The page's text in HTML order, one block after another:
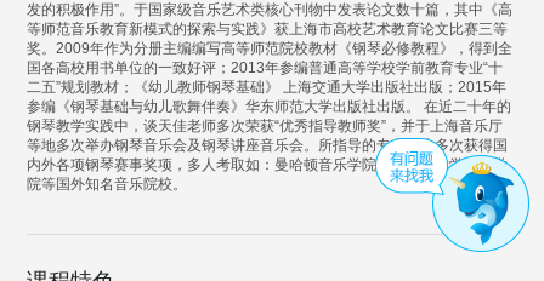
发的积极作用”。于国家级音乐艺术类核心刊物中发表论文数十篇，其中《高
等师范音乐教育新模式的探索与实践》获上海市高校艺术教育论文比赛三等
奖。2009年作为分册主编编写高等师范院校教材《钢琴必修教程》，得到全
国各高校用书单位的一致好评；2013年参编普通高等学校学前教育专业“十
二五”规划教材；《幼儿教师钢琴基础》 上海交通大学出版社出版；2015年
参编《钢琴基础与幼儿歌舞伴奏》华东师范大学出版社出版。 在近二十年的
钢琴教学实践中，谈天佳老师多次荣获“优秀指导教师奖”，并于上海音乐厅
等地多次举办钢琴音乐会及钢琴讲座音乐会。所指导的专业学生多次获得国
内外各项钢琴赛事奖项，多人考取如：曼哈顿音乐学院、旧金山大学艺术学
院等国外知名音乐院校。